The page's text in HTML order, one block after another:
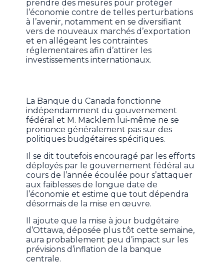
prendre des mesures pour protéger
l’économie contre de telles perturbations
à l’avenir, notamment en se diversifiant
vers de nouveaux marchés d’exportation
et en allégeant les contraintes
réglementaires afin d’attirer les
investissements internationaux.
La Banque du Canada fonctionne
indépendamment du gouvernement
fédéral et M. Macklem lui-même ne se
prononce généralement pas sur des
politiques budgétaires spécifiques.
Il se dit toutefois encouragé par les efforts
déployés par le gouvernement fédéral au
cours de l’année écoulée pour s’attaquer
aux faiblesses de longue date de
l’économie et estime que tout dépendra
désormais de la mise en œuvre.
Il ajoute que la mise à jour budgétaire
d’Ottawa, déposée plus tôt cette semaine,
aura probablement peu d’impact sur les
prévisions d’inflation de la banque
centrale.